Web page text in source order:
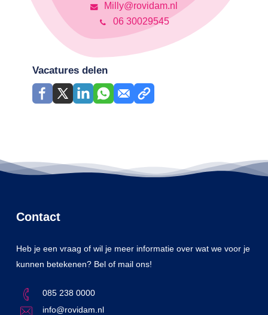
Milly@rovidam.nl
06 30029545
Vacatures delen
Contact
Heb je een vraag of wil je meer informatie over wat we voor je
kunnen betekenen? Bel of mail ons!
085 238 0000
info@rovidam.nl